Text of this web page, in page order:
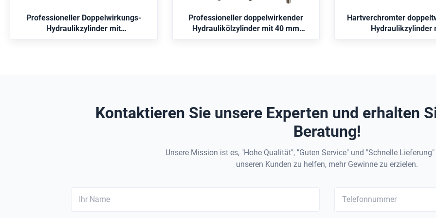
Professioneller Doppelwirkungs-
Hydraulikzylinder mit
unter Hochdruckbedingungen. Technische
Professioneller doppelwirkender
Hydraulikölzylinder mit 40 mm
Anpassbare Abmessungen und
Druckbereich von 16–31,5 MPa.
Hartverchromter
Hydraulikzylinder
zu einwirkenden Zylindern,
Feder oder eine
Kontaktieren Sie unsere Experten und erhalten
Beratung!
Unsere Mission ist es, "Hohe Qualität", "Guten Service" und "Schnelle
unseren Kunden zu helfen, mehr Gewinne zu erzielen.